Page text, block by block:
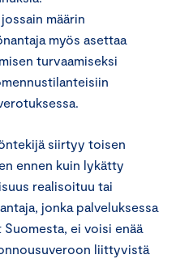
määrin
myös asettaa
turvaamiseksi
siirtyy toisen
ennen kuin lykätty
realisoituu tai
jonka palveluksessa
ei voisi enää
liittyvistä